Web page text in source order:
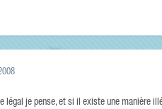
légal je pense, et si il existe une manière